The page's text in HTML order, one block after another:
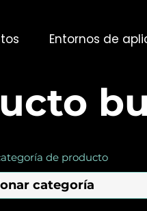
Entornos de
de producto